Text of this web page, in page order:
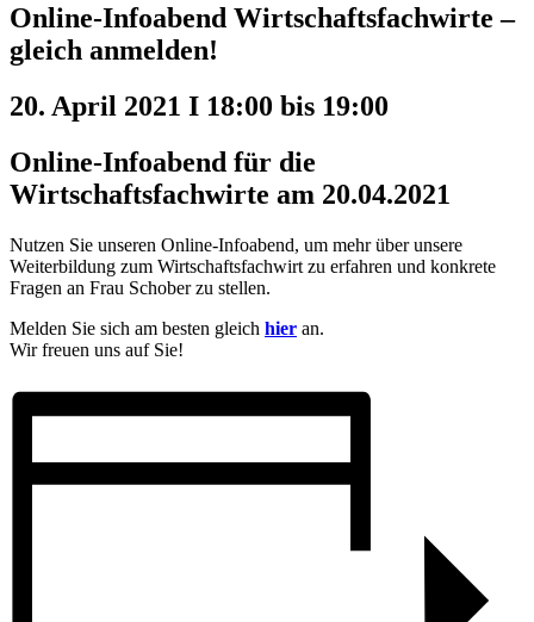
Online-Infoabend Wirtschaftsfachwirte –
gleich anmelden!
20. April 2021 I 18:00 bis 19:00
Online-Infoabend für die
Wirtschaftsfachwirte am 20.04.2021
Nutzen Sie unseren Online-Infoabend, um mehr über unsere
Weiterbildung zum Wirtschaftsfachwirt zu erfahren und konkrete
Fragen an Frau Schober zu stellen.
Melden Sie sich am besten gleich hier an.
Wir freuen uns auf Sie!